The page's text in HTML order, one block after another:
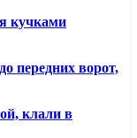
кучками
передних ворот,
клали в